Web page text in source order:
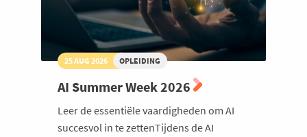
25 AUG 2026 OPLEIDING
AI Summer Week 2026
Leer de essentiële vaardigheden om AI
succesvol in te zettenTijdens de AI